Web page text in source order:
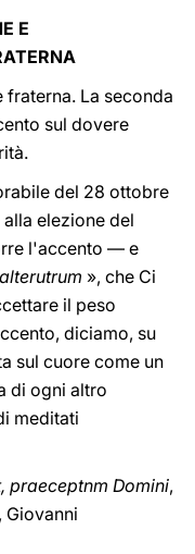
E
La seconda
sul dovere
del 28 ottobre
elezione del
l'accento — e
», che Ci
il peso
diciamo, su
sul cuore come un
di ogni altro
meditati
praeceptnm Domini,